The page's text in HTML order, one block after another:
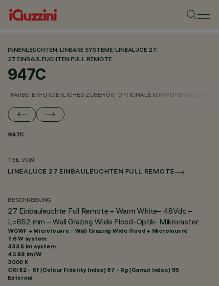
INNENLEUCHTEN/LINEARE SYSTEME/LINEALUCE 27/
27 EINBAULEUCHTEN FULL REMOTE
947C
FARBE ERFORDERLICHES ZUBEHÖR OPTIONALE KOMPONENTEN
947C
TEIL VON
LINEALUCE 27 EINBAULEUCHTEN FULL REMOTE
BESCHREIBUNG
27 Einbauleuchte Full Remote – Warm White– 48Vdc –
L=652 mm – Wall Grazing Wide Flood-Optik- Mikroraster
WGWF + Microlouvre - Wall Grazing Wide Flood + Microlouvre
7.6 W system
333.5 lm system
43.88 lm/W
3000 K
CRI 82 - Rf (Colour Fidelity Index) 87 - Rg (Gamut Index) 95
External